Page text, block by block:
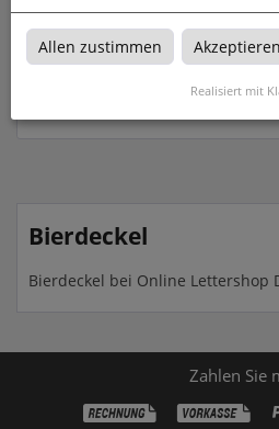
Bierdeckel Klassiker
Bierdeckel
Bierdeckel bei Online Lettershop
Zahlen Sie
Allen zustimmen Akzeptieren
Realisiert mit